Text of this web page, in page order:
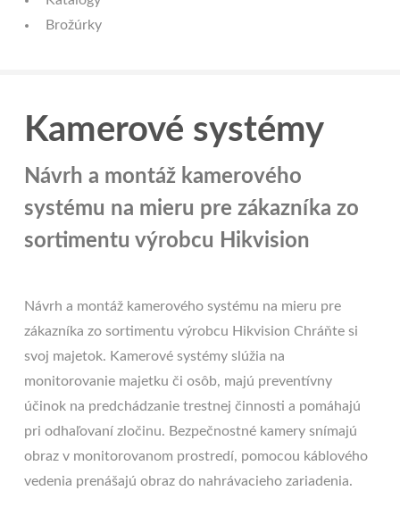
Brožúrky
Kamerové systémy
Návrh a montáž kamerového
systému na mieru pre zákazníka zo
sortimentu výrobcu Hikvision
Návrh a montáž kamerového systému na mieru pre
zákazníka zo sortimentu výrobcu Hikvision Chráňte si
svoj majetok. Kamerové systémy slúžia na
monitorovanie majetku či osôb, majú preventívny
účinok na predchádzanie trestnej činnosti a pomáhajú
pri odhaľovaní zločinu. Bezpečnostné kamery snímajú
obraz v monitorovanom prostredí, pomocou káblového
vedenia prenášajú obraz do nahrávacieho zariadenia.